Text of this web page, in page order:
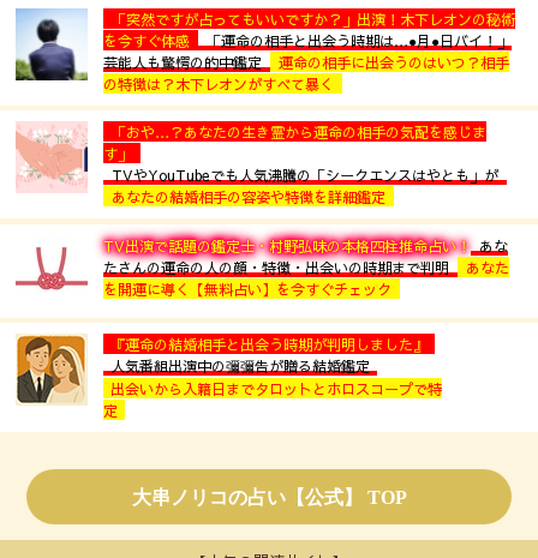
「突然ですが占ってもいいですか？」出演！木下レオンの秘術
を今すぐ体感
「運命の相手と出会う時期は…●月●日バイ！」
芸能人も驚愕の的中鑑定
運命の相手に出会うのはいつ？相手
の特徴は？木下レオンがすべて暴く
「おや…？あなたの生き霊から運命の相手の気配を感じま
す」
TVやYouTubeでも人気沸騰の「シークエンスはやとも」が
あなたの結婚相手の容姿や特徴を詳細鑑定
TV出演で話題の鑑定士・村野弘味の本格四柱推命占い！ あな
たさんの運命の人の顔・特徴・出会いの時期まで判明
あなた
を開運に導く【無料占い】を今すぐチェック
『運命の結婚相手と出会う時期が判明しました』
人気番組出演中の彌彌告が贈る結婚鑑定
出会いから入籍日までタロットとホロスコープで特
定
大串ノリコの占い【公式】 TOP